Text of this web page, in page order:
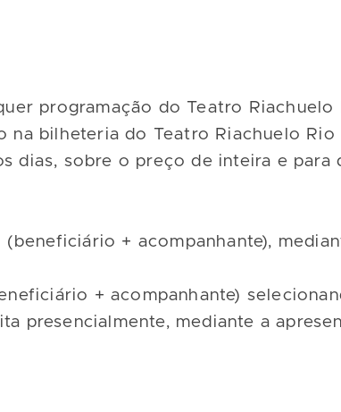
programação do Teatro
bilheteria do Teatro Riachuelo Rio
dias, sobre o preço de inteira e para
+ acompanhante),
+ acompanhante)
presencialmente, mediante a